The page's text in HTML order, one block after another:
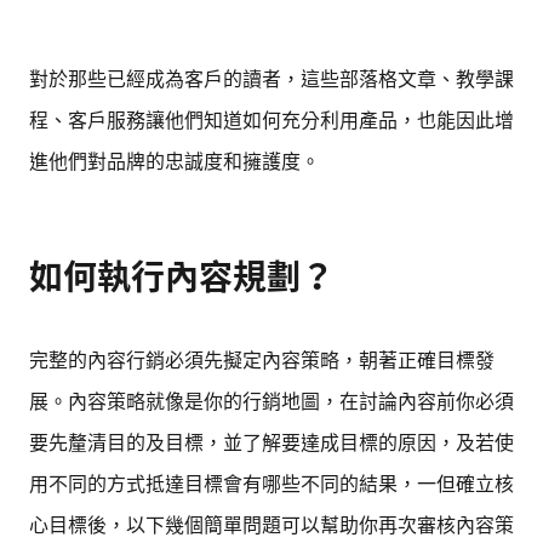
對於那些已經成為客戶的讀者，這些部落格文章、教學課
程、客戶服務讓他們知道如何充分利用產品，也能因此增
進他們對品牌的忠誠度和擁護度。
如何執行內容規劃？
完整的內容行銷必須先擬定內容策略，朝著正確目標發
展。內容策略就像是你的行銷地圖，在討論內容前你必須
要先釐清目的及目標，並了解要達成目標的原因，及若使
用不同的方式抵達目標會有哪些不同的結果，一但確立核
心目標後，以下幾個簡單問題可以幫助你再次審核內容策